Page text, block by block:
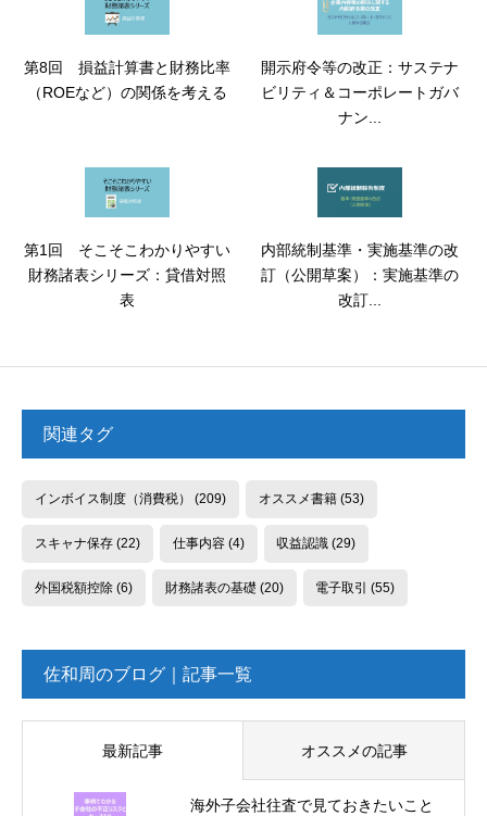
第8回 損益計算書と財務比率
（ROEなど）の関係を考える
開示府令等の改正：サステナ
ビリティ＆コーポレートガバ
ナン...
第1回 そこそこわかりやすい
財務諸表シリーズ：貸借対照
表
内部統制基準・実施基準の改
訂（公開草案）：実施基準の
改訂...
関連タグ
インボイス制度（消費税） (209) オススメ書籍(53)
スキャナ保存(22) 仕事内容(4) 収益認識 (29)
外国税額控除(6) 財務諸表の基礎 (20) 電子取引 (55)
佐和周のブログ｜記事一覧
最新記事 オススメの記事
海外子会社往査で見ておきたいこと